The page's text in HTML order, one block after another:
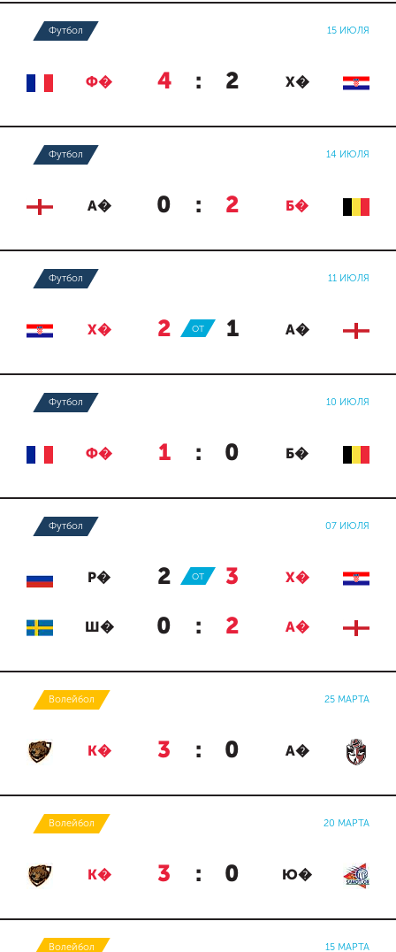
Футбол 15 ИЮЛЯ
Ф� 4 : 2 Х�
Футбол 14 ИЮЛЯ
А� 0 : 2 Б�
Футбол 11 ИЮЛЯ
Х� 2 : 1 А�
ОТ
Футбол 10 ИЮЛЯ
Ф� 1 : 0 Б�
Футбол 07 ИЮЛЯ
Р� 2 : 3 Х�
ОТ
Ш� 0 : 2 А�
Волейбол 25 МАРТА
К� 3 : 0 А�
Волейбол 20 МАРТА
К� 3 : 0 Ю�
Волейбол 15 МАРТА